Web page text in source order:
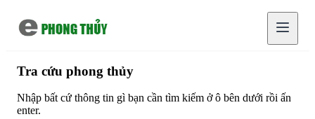
Tra cứu phong thủy
Nhập bất cứ thông tin gì bạn cần tìm kiếm ở ô bên dưới rồi ấn
enter.